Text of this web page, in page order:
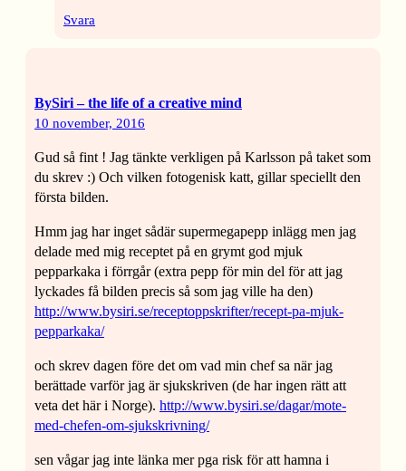
Svara
BySiri – the life of a creative mind
10 november, 2016
Gud så fint ! Jag tänkte verkligen på Karlsson på taket som
du skrev :) Och vilken fotogenisk katt, gillar speciellt den
första bilden.
Hmm jag har inget sådär supermegapepp inlägg men jag
delade med mig receptet på en grymt god mjuk
pepparkaka i förrgår (extra pepp för min del för att jag
lyckades få bilden precis så som jag ville ha den)
http://www.bysiri.se/receptoppskrifter/recept-pa-mjuk-
pepparkaka/
och skrev dagen före det om vad min chef sa när jag
berättade varför jag är sjukskriven (de har ingen rätt att
veta det här i Norge). http://www.bysiri.se/dagar/mote-
med-chefen-om-sjukskrivning/
sen vågar jag inte länka mer pga risk för att hamna i